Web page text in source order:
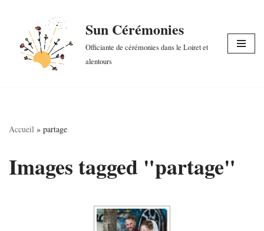
contenu
Sun Cérémonies
Officiante de cérémonies dans le Loiret et
alentours
Accueil » partage
Images tagged "partage"